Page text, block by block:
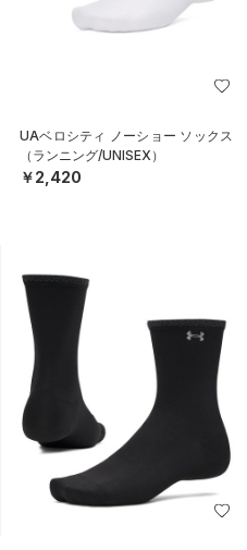
UAベロシティ ノーショー ソックス
（ランニング/UNISEX）
￥2,420